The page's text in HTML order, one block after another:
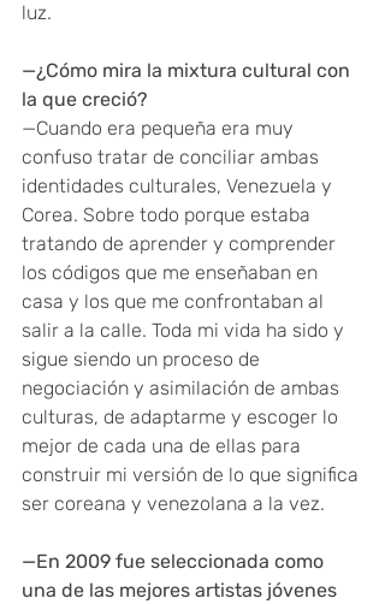
luz.
—¿Cómo mira la mixtura cultural con
la que creció?
—Cuando era pequeña era muy
confuso tratar de conciliar ambas
identidades culturales, Venezuela y
Corea. Sobre todo porque estaba
tratando de aprender y comprender
los códigos que me enseñaban en
casa y los que me confrontaban al
salir a la calle. Toda mi vida ha sido y
sigue siendo un proceso de
negociación y asimilación de ambas
culturas, de adaptarme y escoger lo
mejor de cada una de ellas para
construir mi versión de lo que significa
ser coreana y venezolana a la vez.
—En 2009 fue seleccionada como
una de las mejores artistas jóvenes